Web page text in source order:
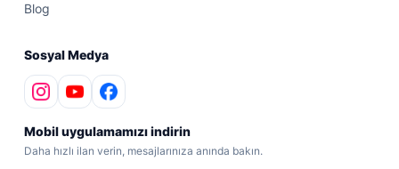
Blog
Sosyal Medya
Mobil uygulamamızı indirin
Daha hızlı ilan verin, mesajlarınıza anında bakın.